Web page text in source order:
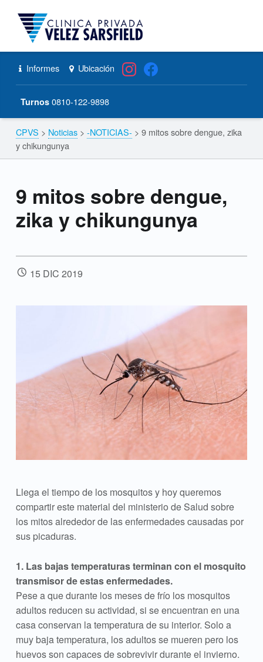
9 mitos sobre dengue, zika y chikungunya – CPVS
Primary Menu
Header info sidebar Informes Ubicación
Turnos 0810-122-9898
Breadcrumbs navigation
CPVS > Noticias> -NOTICIAS- > 9 mitos sobre dengue, zika
y chikungunya
9 mitos sobre dengue,
zika y chikungunya
POSTED ON:
15 DIC 2019
Llega el tiempo de los mosquitos y hoy queremos
compartir este material del ministerio de Salud sobre
los mitos alrededor de las enfermedades causadas por
sus picaduras.
1. Las bajas temperaturas terminan con el mosquito
transmisor de estas enfermedades.
Pese a que durante los meses de frío los mosquitos
adultos reducen su actividad, si se encuentran en una
casa conservan la temperatura de su interior. Solo a
muy baja temperatura, los adultos se mueren pero los
huevos son capaces de sobrevivir durante el invierno.